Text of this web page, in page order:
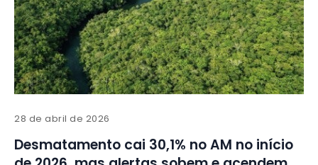
28 de abril de 2026
Desmatamento cai 30,1% no AM no início